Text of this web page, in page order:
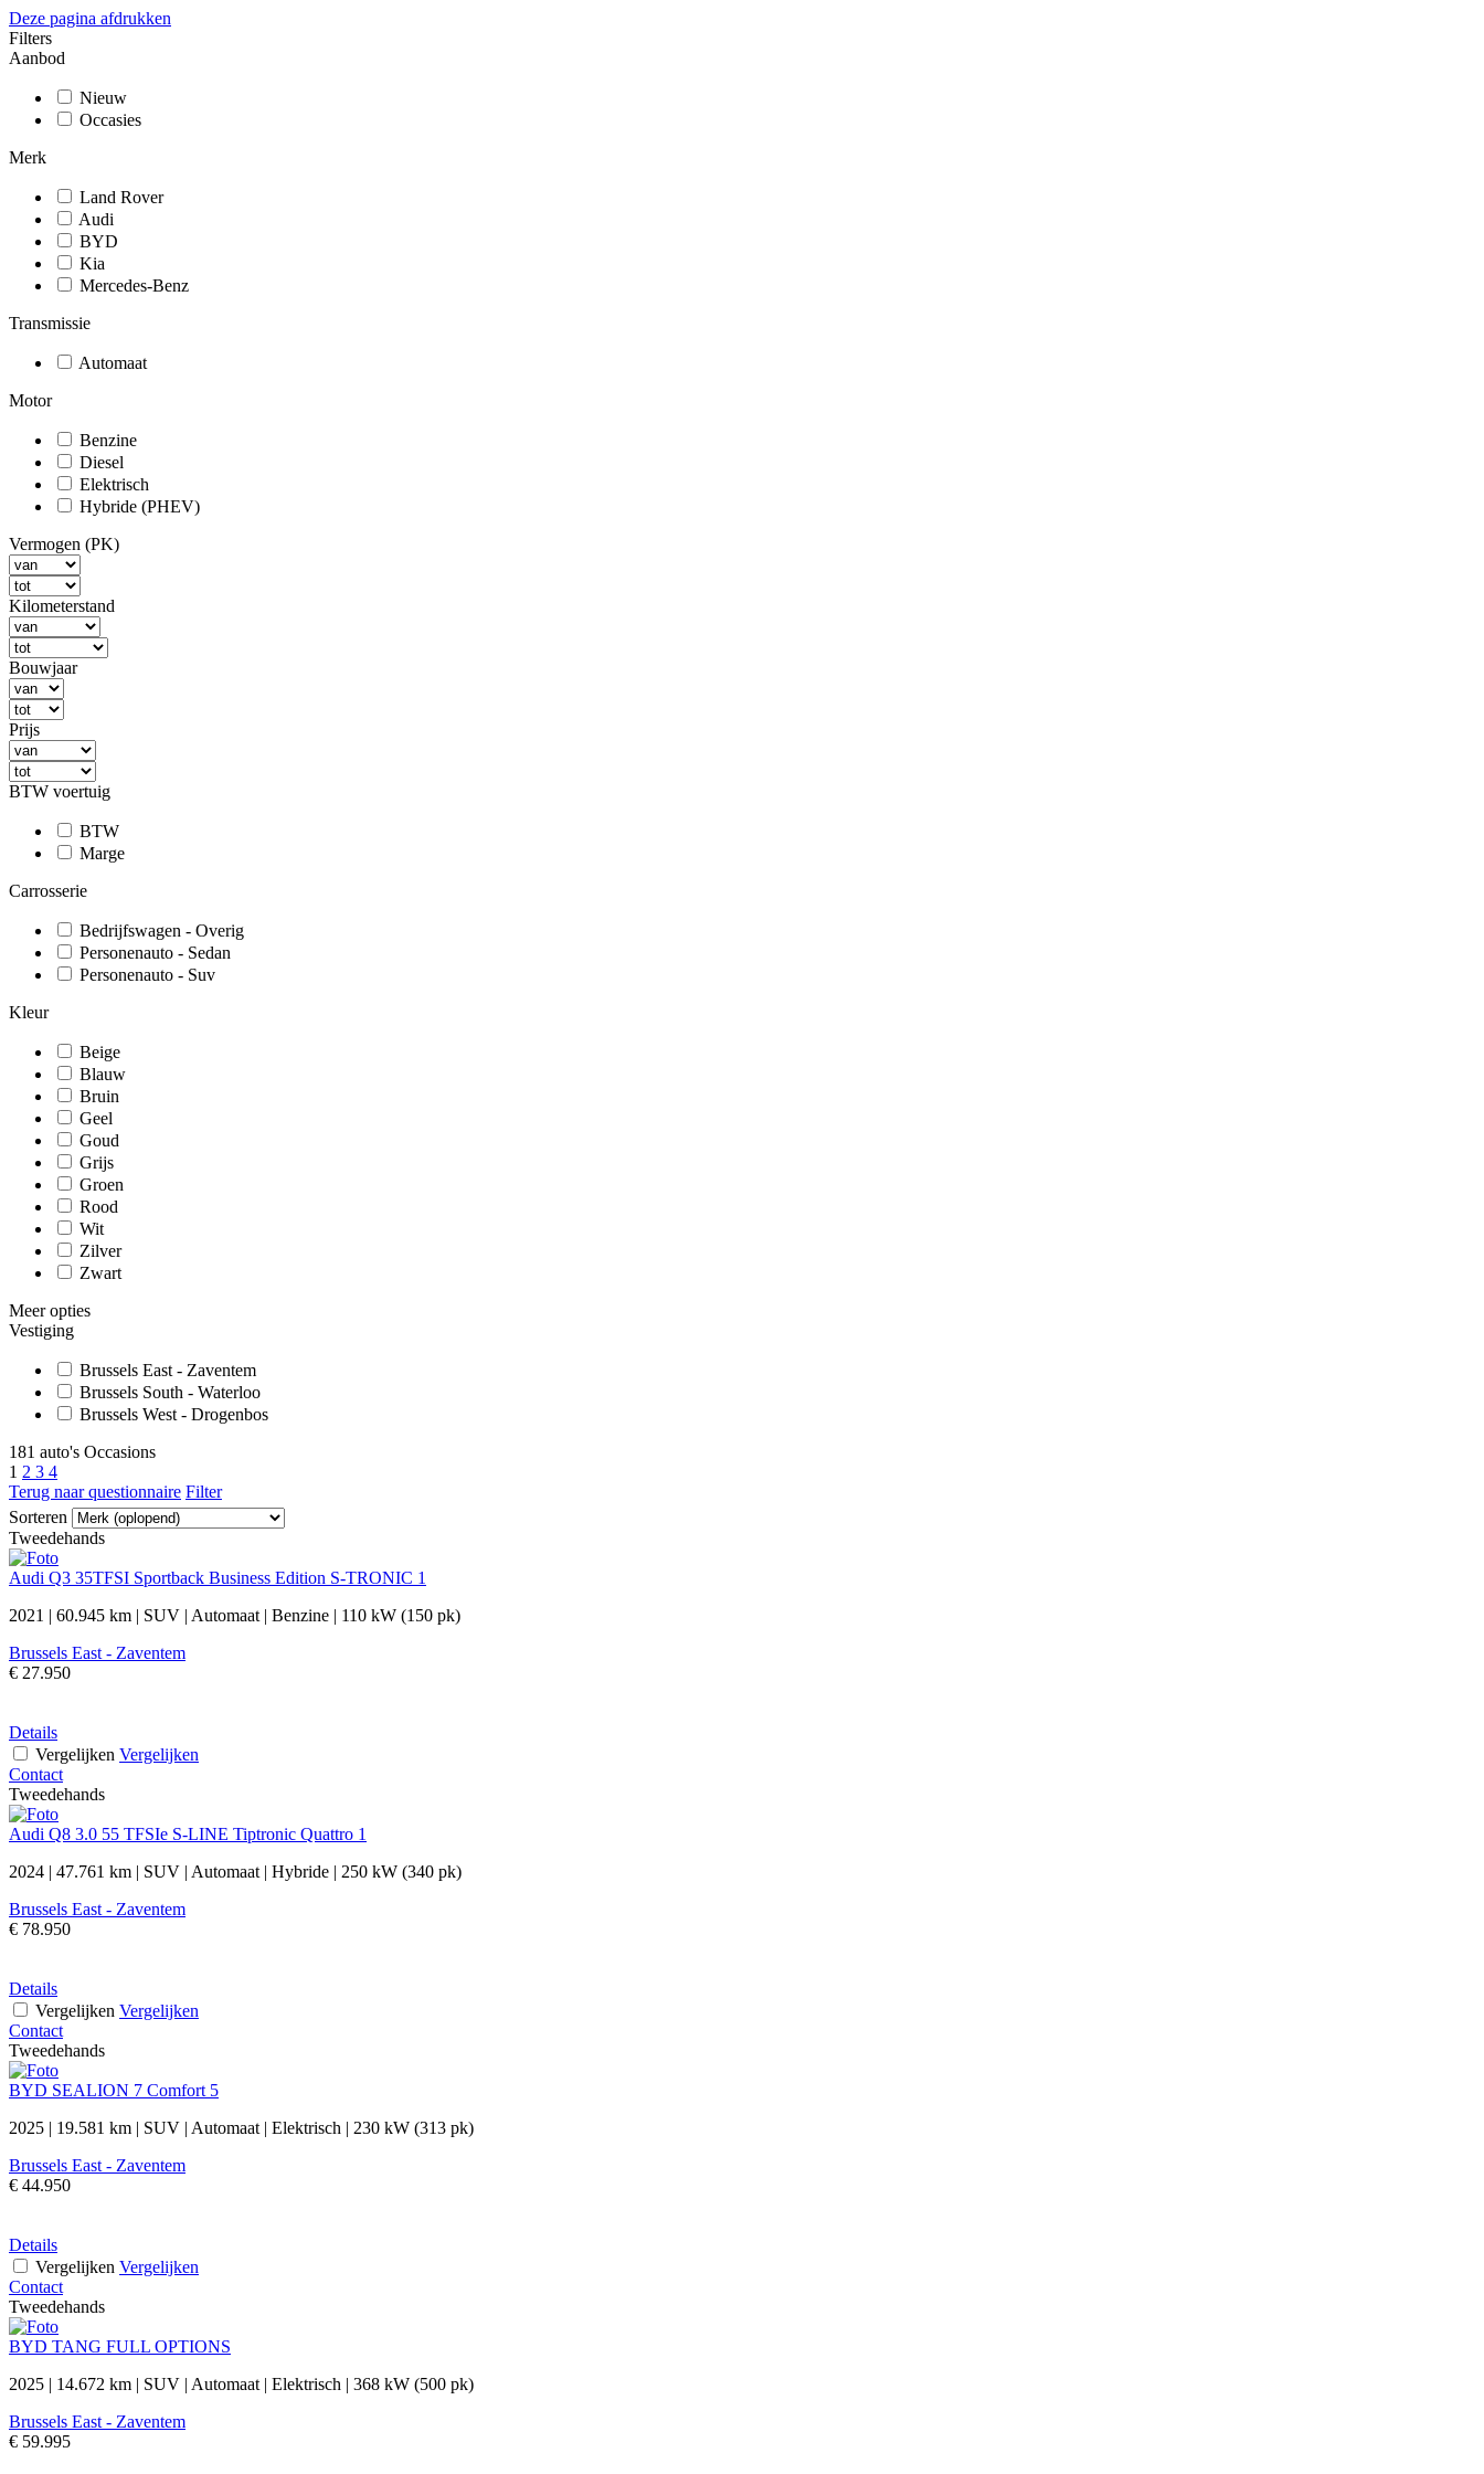
Deze pagina afdrukken
Filters
Aanbod
Nieuw
Occasies
Merk
Land Rover
Audi
BYD
Kia
Mercedes-Benz
Transmissie
Automaat
Motor
Benzine
Diesel
Elektrisch
Hybride (PHEV)
Vermogen (PK)
Kilometerstand
Bouwjaar
Prijs
BTW voertuig
BTW
Marge
Carrosserie
Bedrijfswagen - Overig
Personenauto - Sedan
Personenauto - Suv
Kleur
Beige
Blauw
Bruin
Geel
Goud
Grijs
Groen
Rood
Wit
Zilver
Zwart
Meer opties
Vestiging
Brussels East - Zaventem
Brussels South - Waterloo
Brussels West - Drogenbos
181 auto's Occasions
1 2 3 4
Terug naar questionnaire Filter
Sorteren
Tweedehands
Audi Q3 35TFSI Sportback Business Edition S-TRONIC 1
2021 | 60.945 km | SUV | Automaat | Benzine | 110 kW (150 pk)
Brussels East - Zaventem
€ 27.950
Details
Vergelijken Vergelijken
Contact
Tweedehands
Audi Q8 3.0 55 TFSIe S-LINE Tiptronic Quattro 1
2024 | 47.761 km | SUV | Automaat | Hybride | 250 kW (340 pk)
Brussels East - Zaventem
€ 78.950
Details
Vergelijken Vergelijken
Contact
Tweedehands
BYD SEALION 7 Comfort 5
2025 | 19.581 km | SUV | Automaat | Elektrisch | 230 kW (313 pk)
Brussels East - Zaventem
€ 44.950
Details
Vergelijken Vergelijken
Contact
Tweedehands
BYD TANG FULL OPTIONS
2025 | 14.672 km | SUV | Automaat | Elektrisch | 368 kW (500 pk)
Brussels East - Zaventem
€ 59.995